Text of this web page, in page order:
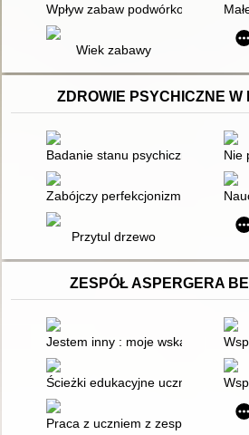
Wpływ zabaw podwórkowych na
Wiek zabawy
ZDROWIE PSYCHICZNE W
Badanie stanu psychicznego : Nie
Zabójczy perfekcjonizm
Przytul drzewo
ZESPÓŁ ASPERGERA
Jestem inny : moje wskazówki dla
Ścieżki edukacyjne uczniów z
Praca z uczniem z zespołem